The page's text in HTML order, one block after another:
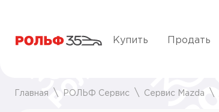
Купить Продать
Главная РОЛЬФ Сервис Сервис Mazda